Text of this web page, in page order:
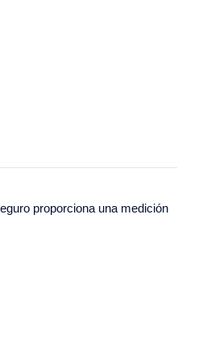
proporciona una medición